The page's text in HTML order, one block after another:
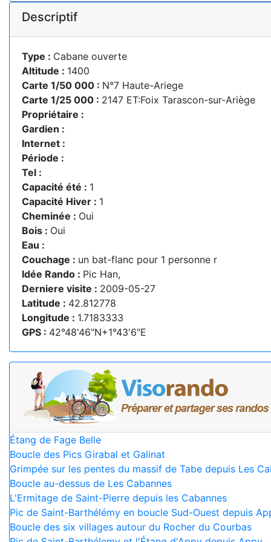
Descriptif
Type : Cabane ouverte
Altitude : 1400
Carte 1/50 000 : N°7 Haute-Ariege
Carte 1/25 000 : 2147 ET:Foix Tarascon-sur-Ariège
Propriétaire :
Gardien :
Internet :
Période :
Tel :
Capacité été : 1
Capacité Hiver : 1
Cheminée : Oui
Bois : Oui
Eau :
Couchage : un bat-flanc pour 1 personne r
Idée Rando : Pic Han,
Derniere visite : 2009-05-27
Latitude : 42.812778
Longitude : 1.7183333
GPS : 42°48'46"N+1°43'6"E
Étang de Fage Belle
Boucle des Pics Girabal et Galinat
Grimpée sur les pentes du massif de Tabe depuis Les
Boucle au-dessus de Les Cabannes
L'Ermitage de Saint-Pierre depuis les Cabannes
Pic de Saint-Barthélémy en boucle Sud-Ouest depuis
Boucle des six villages autour du Rocher du Courbas